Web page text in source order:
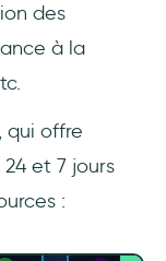
des
à la
qui offre
et 7 jours
: